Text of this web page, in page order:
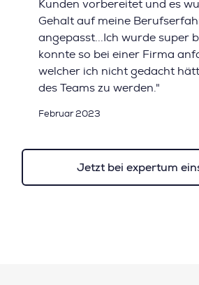
Kunden vorbereitet und es
Gehalt auf meine
angepasst...Ich wurde super
konnte so bei einer Firma
welcher ich nicht gedacht
des Teams zu werden."
Februar 2023
Jetzt bei expertum